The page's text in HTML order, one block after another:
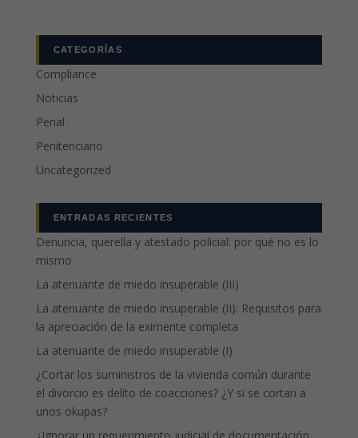
CATEGORÍAS
Compliance
Noticias
Penal
Penitenciario
Uncategorized
ENTRADAS RECIENTES
Denuncia, querella y atestado policial: por qué no es lo
mismo
La atenuante de miedo insuperable (III)
La atenuante de miedo insuperable (II): Requisitos para
la apreciación de la eximente completa
La atenuante de miedo insuperable (I)
¿Cortar los suministros de la vivienda común durante
el divorcio es delito de coacciones? ¿Y si se cortan a
unos okupas?